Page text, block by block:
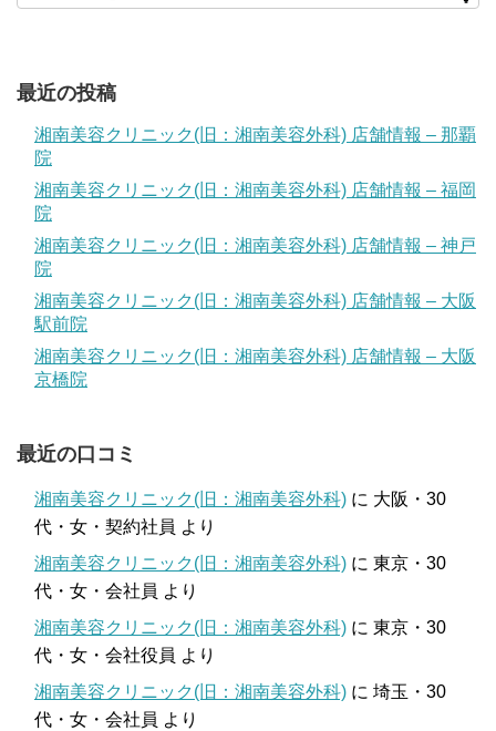
最近の投稿
湘南美容クリニック(旧：湘南美容外科) 店舗情報 – 那覇
院
湘南美容クリニック(旧：湘南美容外科) 店舗情報 – 福岡
院
湘南美容クリニック(旧：湘南美容外科) 店舗情報 – 神戸
院
湘南美容クリニック(旧：湘南美容外科) 店舗情報 – 大阪
駅前院
湘南美容クリニック(旧：湘南美容外科) 店舗情報 – 大阪
京橋院
最近の口コミ
湘南美容クリニック(旧：湘南美容外科) に 大阪・30
代・女・契約社員 より
湘南美容クリニック(旧：湘南美容外科) に 東京・30
代・女・会社員 より
湘南美容クリニック(旧：湘南美容外科) に 東京・30
代・女・会社役員 より
湘南美容クリニック(旧：湘南美容外科) に 埼玉・30
代・女・会社員 より